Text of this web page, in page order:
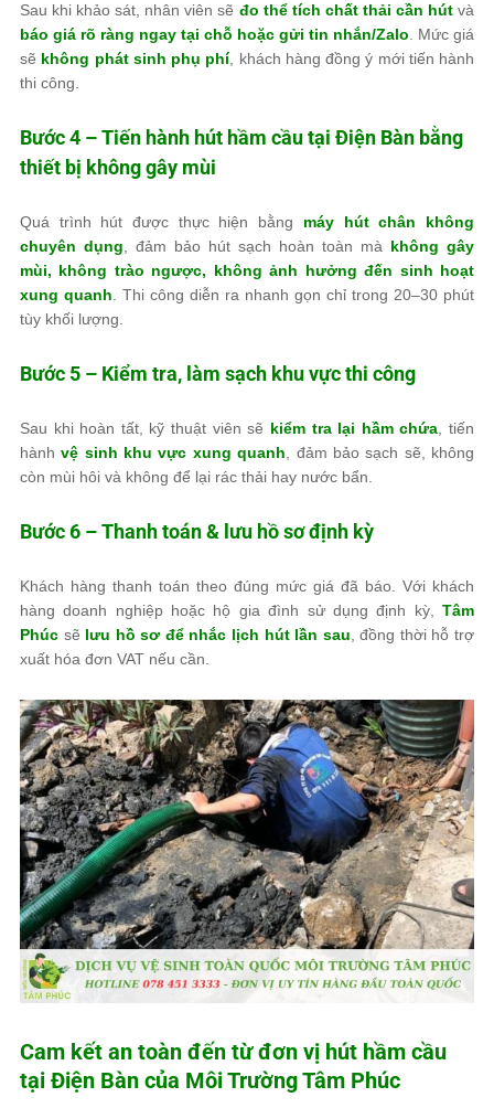
Sau khi khảo sát, nhân viên sẽ đo thể tích chất thải cần hútvà
báo giá rõ ràng ngay tại chỗ hoặc gửi tin nhắn/Zalo . Mức giá
sẽ không phát sinh phụ phí, khách hàng đồng ý mới tiến hành
thi công.
Bước 4 – Tiến hành hút hầm cầu tại Điện Bàn bằng
thiết bị không gây mùi
Quá trình hút được thực hiện bằng máy hút chân không
chuyên dụng , đảm bảo hút sạch hoàn toàn mà không gây
mùi, không trào ngược, không ảnh hưởng đến sinh hoạt
xung quanh . Thi công diễn ra nhanh gọn chỉ trong 20–30 phút
tùy khối lượng.
Bước 5 – Kiểm tra, làm sạch khu vực thi công
Sau khi hoàn tất, kỹ thuật viên sẽ kiểm tra lại hầm chứa , tiến
hànhvệ sinh khu vực xung quanh , đảm bảo sạch sẽ, không
còn mùi hôi và không để lại rác thải hay nước bẩn.
Bước 6 – Thanh toán & lưu hồ sơ định kỳ
Khách hàng thanh toán theo đúng mức giá đã báo. Với khách
hàng doanh nghiệp hoặc hộ gia đình sử dụng định kỳ, Tâm
Phúc sẽ lưu hồ sơ để nhắc lịch hút lần sau , đồng thời hỗ trợ
xuất hóa đơn VAT nếu cần.
Cam kết an toàn đến từ đơn vị hút hầm cầu
tại Điện Bàn của Môi Trường Tâm Phúc